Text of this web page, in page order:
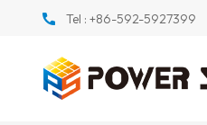
Tel :+86-592-5927399